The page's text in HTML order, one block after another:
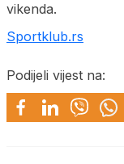
vikenda.
Sportklub.rs
Podijeli vijest na: